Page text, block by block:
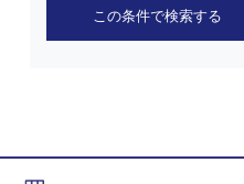
この条件で検索する